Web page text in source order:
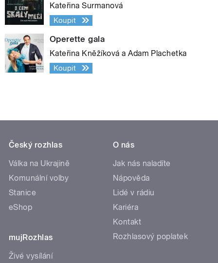
Kateřina Surmanová
Koupit
Operette gala
Kateřina Kněžíková a Adam Plachetka
Koupit
Český rozhlas
Válka na Ukrajině
Komunální volby
Stanice
eShop
mujRozhlas
Živé vysílání
O nás
Jak nás naladíte
Nápověda
Lidé v rádiu
Kariéra
Kontakt
Rozhlasový poplatek